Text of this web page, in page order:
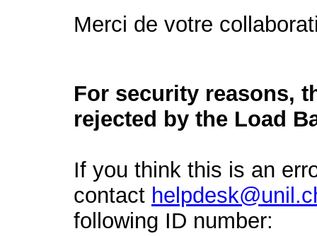
Merci de votre
For security reasons,
rejected by the Load
If you think this is an
contact
following ID number: